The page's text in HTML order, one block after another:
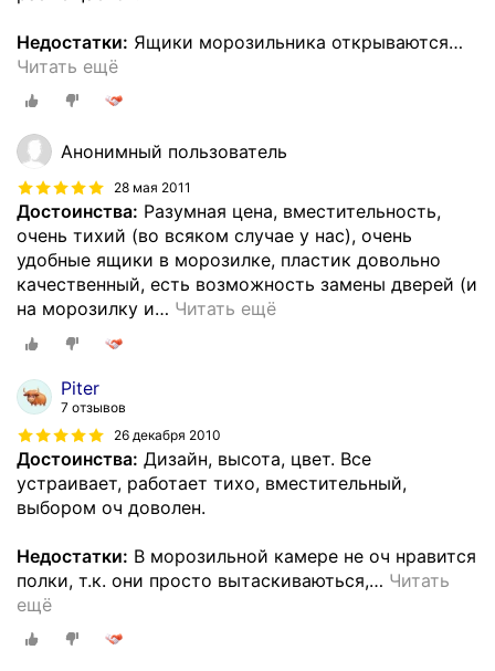
Недостатки: Ящики морозильника открываются…
Читать ещё
Анонимный пользователь
28 мая 2011
Достоинства: Разумная цена, вместительность,
очень тихий (во всяком случае у нас), очень
удобные ящики в морозилке, пластик довольно
качественный, есть возможность замены дверей (и
на морозилку и… Читать ещё
Piter
7 отзывов
26 декабря 2010
Достоинства: Дизайн, высота, цвет. Все
устраивает, работает тихо, вместительный,
выбором оч доволен.
Недостатки: В морозильной камере не оч нравится
полки, т.к. они просто вытаскиваються,… Читать
ещё